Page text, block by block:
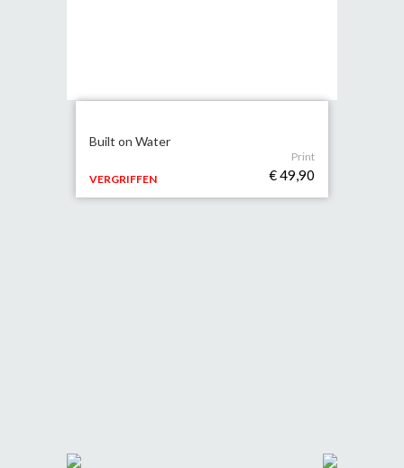
Built on Water
VERGRIFFEN
Print
€ 49,90